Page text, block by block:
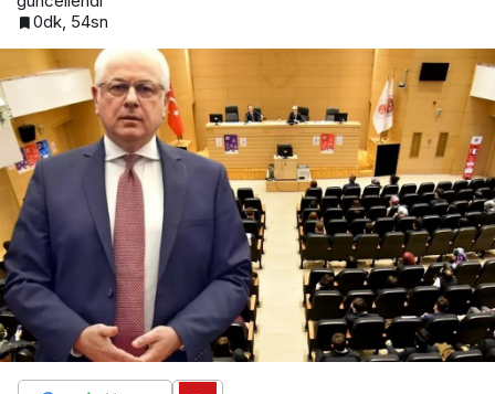
0dk, 54sn